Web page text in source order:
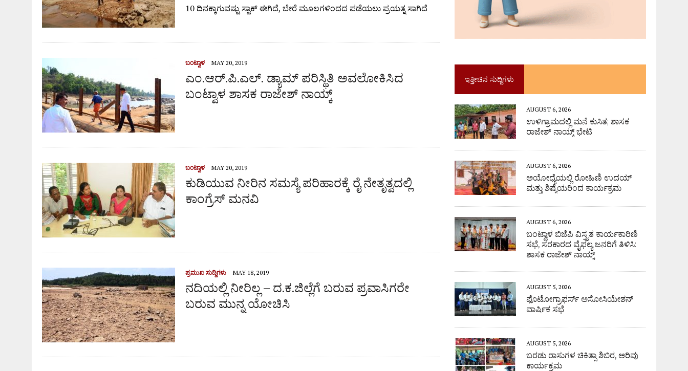
10 ದಿನಕ್ಕಾಗುವಷ್ಟು ಸ್ಟಾಕ್ ಈಗಿದೆ, ಬೇರೆ ಮೂಲಗಳಿಂದದ ಪಡೆಯಲು ಪ್ರಯತ್ನ ಸಾಗಿದೆ
ಬಂಟ್ವಾಳ MAY 20, 2019
ಎಂ.ಆರ್.ಪಿ.ಎಲ್. ಡ್ಯಾಮ್ ಪರಿಸ್ಥಿತಿ ಅವಲೋಕಿಸಿದ
ಬಂಟ್ವಾಳ ಶಾಸಕ ರಾಜೇಶ್ ನಾಯ್ಕ್
ಬಂಟ್ವಾಳ MAY 20, 2019
ಕುಡಿಯುವ ನೀರಿನ ಸಮಸ್ಯೆ ಪರಿಹಾರಕ್ಕೆ ರೈ ನೇತೃತ್ವದಲ್ಲಿ
ಕಾಂಗ್ರೆಸ್ ಮನವಿ
ಪ್ರಮುಖ ಸುದ್ದಿಗಳು MAY 18, 2019
ನದಿಯಲ್ಲಿ ನೀರಿಲ್ಲ – ದ.ಕ.ಜಿಲ್ಲೆಗೆ ಬರುವ ಪ್ರವಾಸಿಗರೇ
ಬರುವ ಮುನ್ನ ಯೋಚಿಸಿ
ಇತ್ತೀಚಿನ ಸುದ್ದಿಗಳು
AUGUST 6, 2026
ಉಳಿಗ್ರಾಮದಲ್ಲಿ ಮನೆ ಕುಸಿತ; ಶಾಸಕ
ರಾಜೇಶ್ ನಾಯ್ಕ್ ಭೇಟಿ
AUGUST 6, 2026
ಅಯೋಧ್ಯೆಯಲ್ಲಿ ರೋಹಿಣಿ ಉದಯ್
ಮತ್ತು ಶಿಷ್ಯೆಯರಿಂದ ಕಾರ್ಯಕ್ರಮ
AUGUST 6, 2026
ಬಂಟ್ವಾಳ ಬಿಜೆಪಿ ವಿಸ್ತ್ರತ ಕಾರ್ಯಕಾರಿಣಿ
ಸಭೆ, ಸರಕಾರದ ವೈಫಲ್ಯ ಜನರಿಗೆ ತಿಳಿಸಿ:
ಶಾಸಕ ರಾಜೇಶ್ ನಾಯ್ಕ್
AUGUST 5, 2026
ಫೊಟೋಗ್ರಾಫರ್ಸ್ ಅಸೋಸಿಯೇಶನ್
ವಾರ್ಷಿಕ ಸಭೆ
AUGUST 5, 2026
ಬರಡು ರಾಸುಗಳ ಚಿಕಿತ್ಸಾ ಶಿಬಿರ, ಅರಿವು
ಕಾರ್ಯಕ್ರಮ